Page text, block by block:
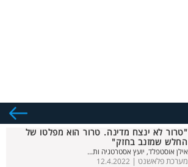
"טרור לא ינצח מדינה. טרור הוא מפלטו של
החלש שמזנב בחזק"
אילן אוסטפלד, יועץ אסטרטגיה ות...
מערכת פלאשנט | 12.4.2022